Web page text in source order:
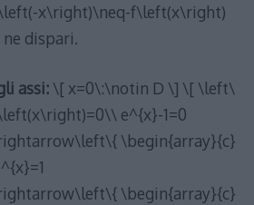
x\right)\neq-f\left(x\right)
dispari.
assi:\[ x=0\:\notin D \] \[ \left\
e^{x}-1=0
\begin{array}{c}
\begin{array}{c}